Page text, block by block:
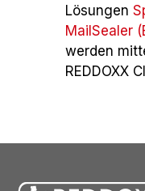
Lösungen
MailSealer
werden
REDDOXX